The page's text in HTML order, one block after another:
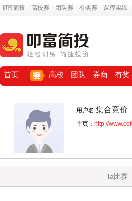
叩富简投 高校赛 团队赛 有奖赛 课程实练
首页 高校 团队 券商 有奖
用户名 集合竞价
主页： http://
Ta比赛